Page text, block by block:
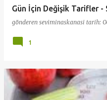
Gün İçin Değişik Tarifler -
gönderen seviminaskanasi tarih:
1